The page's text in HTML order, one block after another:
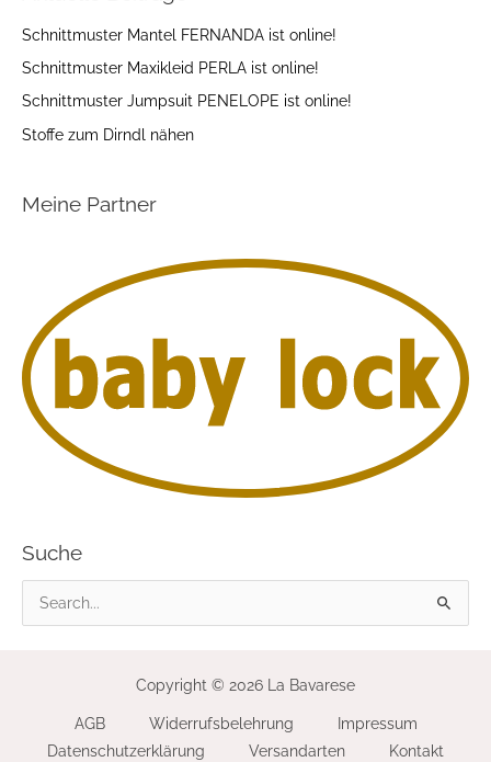
Schnittmuster Mantel FERNANDA ist online!
Schnittmuster Maxikleid PERLA ist online!
Schnittmuster Jumpsuit PENELOPE ist online!
Stoffe zum Dirndl nähen
Meine Partner
Suche
Copyright © 2026 La Bavarese
AGB Widerrufsbelehrung
Impressum
Datenschutzerklärung
Versandarten Kontakt